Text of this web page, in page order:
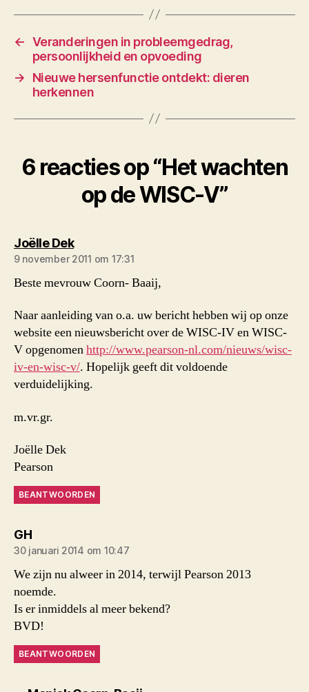
← Veranderingen in probleemgedrag,
persoonlijkheid en opvoeding
→
Nieuwe hersenfunctie ontdekt: dieren
herkennen
6 reacties op “Het wachten
op de WISC-V”
Joëlle Dekzegt:
9 november 2011 om 17:31
Beste mevrouw Coorn- Baaij,
Naar aanleiding van o.a. uw bericht hebben wij op onze
website een nieuwsbericht over de WISC-IV en WISC-
V opgenomenhttp://www.pearson-nl.com/nieuws/wisc-
iv-en-wisc-v/. Hopelijk geeft dit voldoende
verduidelijking.
m.vr.gr.
Joëlle Dek
Pearson
BEANTWOORDEN
GHzegt:
30 januari 2014 om 10:47
We zijn nu alweer in 2014, terwijl Pearson 2013
noemde.
Is er inmiddels al meer bekend?
BVD!
BEANTWOORDEN